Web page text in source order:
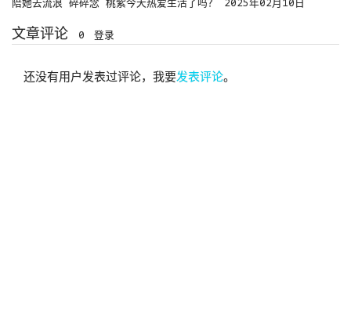
陪她去流浪 碎碎念 桃紫今天热爱生活了吗？ 2025年02月10日
文章评论 0 登录
还没有用户发表过评论，我要发表评论。